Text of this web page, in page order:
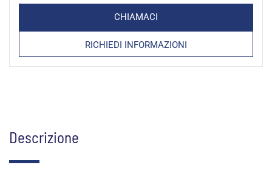
CHIAMACI
RICHIEDI INFORMAZIONI
Descrizione